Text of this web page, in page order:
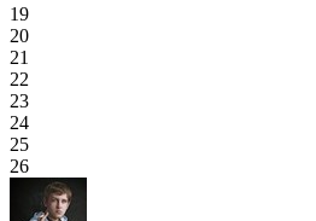
19
20
21
22
23
24
25
26